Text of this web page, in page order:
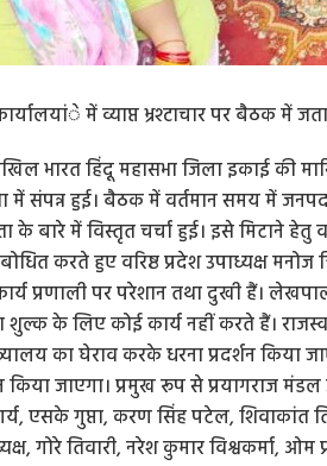
में व्याप्त भ्रश्टाचार पर बैठक में
भारत हिंदू महासभा जिला इकाई की
में संपन्न हुई। बैठक में वर्तमान समय में जनपद
के बारे में विस्तृत चर्चा हुई। इसे मिटाने
करते हुए वरिष्ठ प्रदेश उपाध्यक्ष
प्रणाली पर परेशान तथा दुखी हैं।
शुल्क के लिए कोई कार्य नहीं करते हैं।
का घेराव करके धरना प्रदर्शन किया
किया जाएगा। प्रमुख रूप से प्रयागराज
एसके गुप्ता, करण सिंह पटेल, शिवाकांत
गोरे तिवारी, नरेश कुमार विश्वकर्मा, ओम